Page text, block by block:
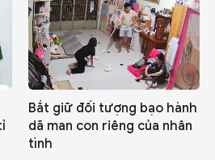
Bắt giữ đối tượng bạo hành
dã man con riêng của nhân
tình